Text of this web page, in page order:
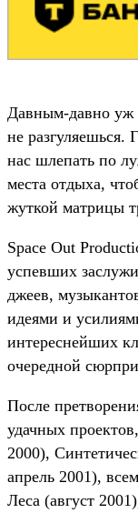
Давным-давно уж
не разгуляешься.
нас шлепать по
места отдыха,
жуткой матрицы
Space Out
успевших
джеев,
идеями и
интереснейших
очередной
После
удачных
2000),
апрель 2001),
Леса (август